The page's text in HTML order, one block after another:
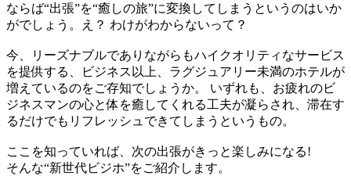
ならば“出張”を“癒しの旅”に変換してしまうというのはいか
がでしょう。え？ わけがわからないって？
今、リーズナブルでありながらもハイクオリティなサービス
を提供する、ビジネス以上、ラグジュアリー未満のホテルが
増えているのをご存知でしょうか。 いずれも、お疲れのビ
ジネスマンの心と体を癒してくれる工夫が凝らされ、滞在す
るだけでもリフレッシュできてしまうというもの。
ここを知っていれば、次の出張がきっと楽しみになる!
そんな“新世代ビジホ”をご紹介します。